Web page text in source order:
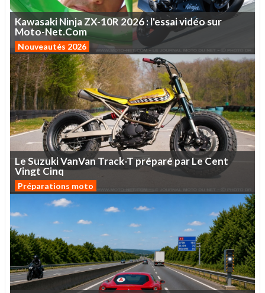
KawasakiNinjaZX-10R 2026:l'essaividéosur
Moto-Net.Com
Nouveautés 2026
LeSuzukiVanVanTrack-TpréparéparLeCent
VingtCinq
Préparations moto